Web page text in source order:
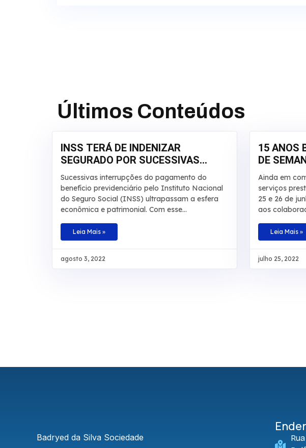
Últimos Conteúdos
INSS TERÁ DE INDENIZAR
SEGURADO POR SUCESSIVAS
INTERRUPÇÕES EM
APOSENTADORIA
Sucessivas interrupções do pagamento do
benefício previdenciário pelo Instituto Nacional
do Seguro Social (INSS) ultrapassam a esfera
econômica e patrimonial. Com esse
Federal da 3ª Região manteve, por
unanimidade, a condenação da autarquia por
paga a um segurado de R$ 20 mil para R$ 30
Leia Mais »
agosto 3, 2022
15 ANOS
DE
SALTO
Ainda em
serviços
25 e 26 de
aos
Fazenda
Paraná. Na
pedalinho,
Leia Mais »
julho 25, 2022
Badryed da Silva Sociedade